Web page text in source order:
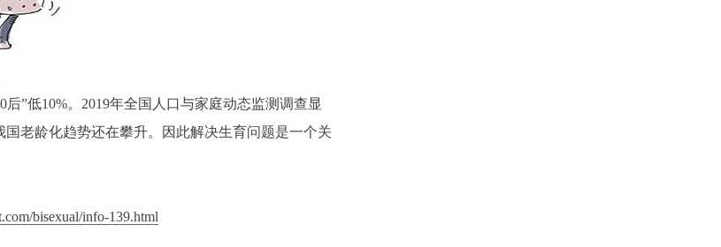
”低10%。2019年全国人口与家庭动态监测调查显
老龄化趋势还在攀升。因此解决生育问题是一个关
bisexual/info-139.html